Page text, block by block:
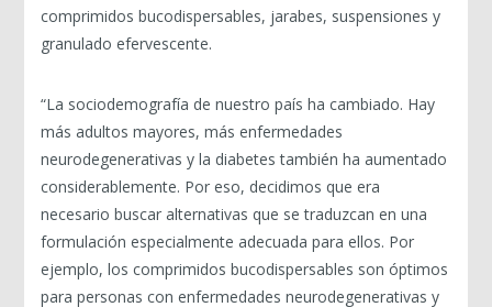
comprimidos bucodispersables, jarabes, suspensiones y
granulado efervescente.
“La sociodemografía de nuestro país ha cambiado. Hay
más adultos mayores, más enfermedades
neurodegenerativas y la diabetes también ha aumentado
considerablemente. Por eso, decidimos que era
necesario buscar alternativas que se traduzcan en una
formulación especialmente adecuada para ellos. Por
ejemplo, los comprimidos bucodispersables son óptimos
para personas con enfermedades neurodegenerativas y